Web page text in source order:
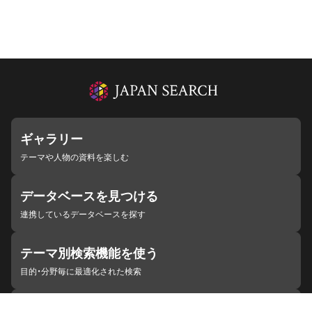
ギャラリー
テーマや人物の資料を楽しむ
データベースを見つける
連携しているデータベースを探す
テーマ別検索機能を使う
目的・分野毎に最適化された検索